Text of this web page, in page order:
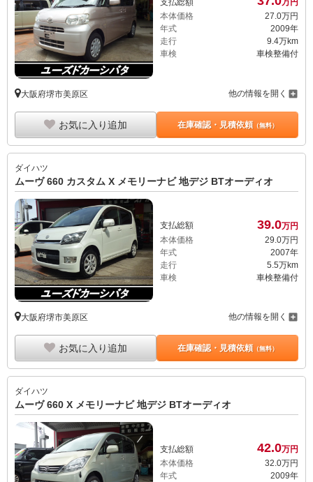
万円
本体価格
27.0万円
年式
2009年
走行
9.4万km
車検
車検整備付
大阪府堺市美原区 他の情報を開く
お気に入り追加 在庫確認・見積依頼（無料）
ダイハツ
ムーヴ 660 カスタム X メモリーナビ 地デジ BTオーディオ
支払総額 39.0万円
本体価格
29. 0万円
年式
2007年
走行
5.5万km
車検
車検整備付
大阪府堺市美原区 他の情報を開く
お気に入り追加 在庫確認・見積依頼（無料）
ダイハツ
ムーヴ 660 X メモリーナビ 地デジ BTオーディオ
支払総額 42.0万円
本体価格
32.0万円
年式
2009年